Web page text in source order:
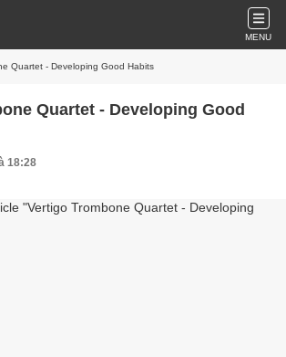
MENU
Quartet - Developing Good Habits
Quartet - Developing Good
18:28